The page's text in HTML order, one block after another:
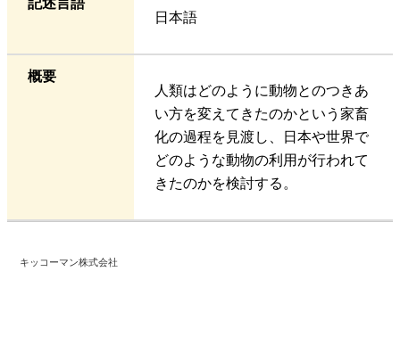
記述言語
日本語
概要
人類はどのように動物とのつきあ
い方を変えてきたのかという家畜
化の過程を見渡し、日本や世界で
どのような動物の利用が行われて
きたのかを検討する。
キッコーマン株式会社